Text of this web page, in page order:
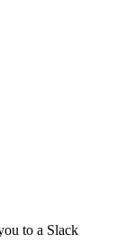
to a Slack